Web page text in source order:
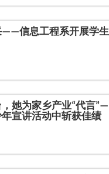
信息工程系开展学生
，她为家乡产业“代言
年宣讲活动中斩获佳绩